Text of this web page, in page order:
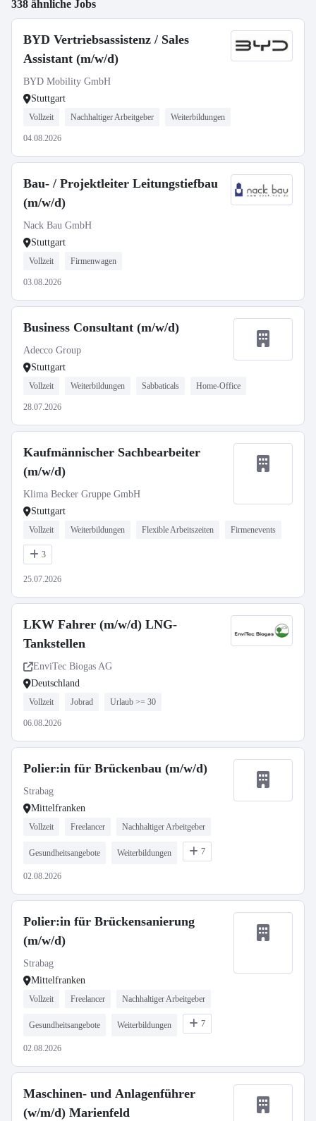
338 ähnliche Jobs
BYD Vertriebsassistenz / Sales
Assistant (m/w/d)
BYD Mobility GmbH
Stuttgart
Vollzeit Nachhaltiger Arbeitgeber Weiterbildungen
04.08.2026
Bau- / Projektleiter Leitungstiefbau
(m/w/d)
Nack Bau GmbH
Stuttgart
Vollzeit Firmenwagen
03.08.2026
Business Consultant (m/w/d)
Adecco Group
Stuttgart
Vollzeit Weiterbildungen Sabbaticals Home-Office
28.07.2026
Kaufmännischer Sachbearbeiter
(m/w/d)
Klima Becker Gruppe GmbH
Stuttgart
Vollzeit Weiterbildungen Flexible Arbeitszeiten Firmenevents
3
25.07.2026
LKW Fahrer (m/w/d) LNG-
Tankstellen
EnviTec Biogas AG
Deutschland
Vollzeit Jobrad Urlaub >= 30
06.08.2026
Polier:in für Brückenbau (m/w/d)
Strabag
Mittelfranken
Vollzeit Freelancer Nachhaltiger Arbeitgeber
Gesundheitsangebote Weiterbildungen 7
02.08.2026
Polier:in für Brückensanierung
(m/w/d)
Strabag
Mittelfranken
Vollzeit Freelancer Nachhaltiger Arbeitgeber
Gesundheitsangebote Weiterbildungen 7
02.08.2026
Maschinen- und Anlagenführer
(w/m/d) Marienfeld